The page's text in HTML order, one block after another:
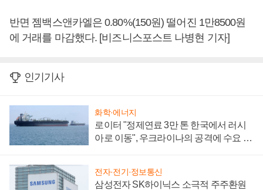
반면 젬백스앤카엘은 0.80%(150원) 떨어진 1만8500원
에 거래를 마감했다. [비즈니스포스트 나병현 기자]
인기기사
화학·에너지
로이터 "정제연료 3만 톤 한국에서 러시
아로 이동", 우크라이나의 공격에 수요 늘
전자·전기·정보통신
삼성전자 SK하이닉스 소극적 주주환원